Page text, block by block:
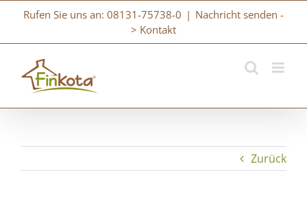
springen
Rufen Sie uns an: 08131-75738-0 | Nachricht senden -
> Kontakt
Zurück